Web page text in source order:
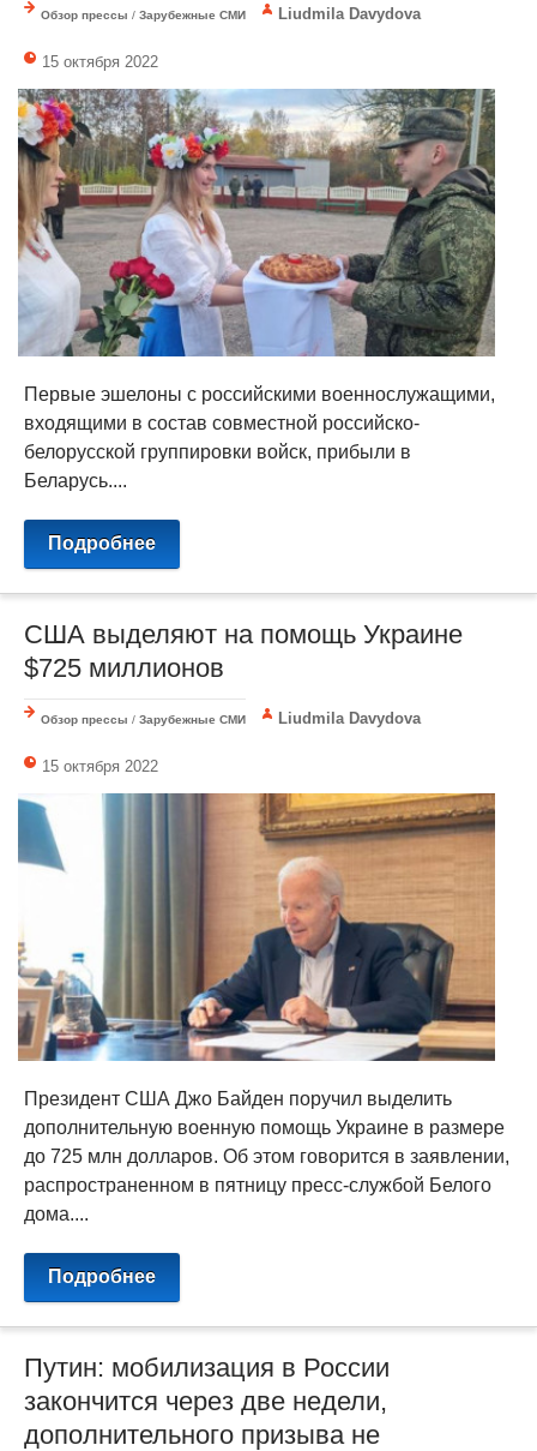
Обзор прессы / Зарубежные СМИ Liudmila Davydova
15 октября 2022
Первые эшелоны с российскими военнослужащими,
входящими в состав совместной российско-
белорусской группировки войск, прибыли в
Беларусь....
Подробнее
США выделяют на помощь Украине
$725 миллионов
Обзор прессы / Зарубежные СМИ Liudmila Davydova
15 октября 2022
Президент США Джо Байден поручил выделить
дополнительную военную помощь Украине в размере
до 725 млн долларов. Об этом говорится в заявлении,
распространенном в пятницу пресс-службой Белого
дома....
Подробнее
Путин: мобилизация в России
закончится через две недели,
дополнительного призыва не